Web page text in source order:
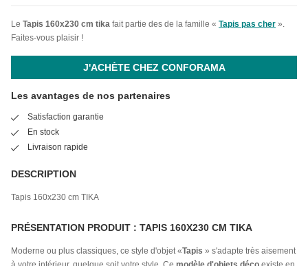
Le Tapis 160x230 cm tika fait partie des de la famille « Tapis pas cher ».
Faites-vous plaisir !
J'ACHÈTE CHEZ CONFORAMA
Les avantages de nos partenaires
Satisfaction garantie
En stock
Livraison rapide
DESCRIPTION
Tapis 160x230 cm TIKA
PRÉSENTATION PRODUIT : TAPIS 160X230 CM TIKA
Moderne ou plus classiques, ce style d'objet «Tapis » s'adapte très aisement